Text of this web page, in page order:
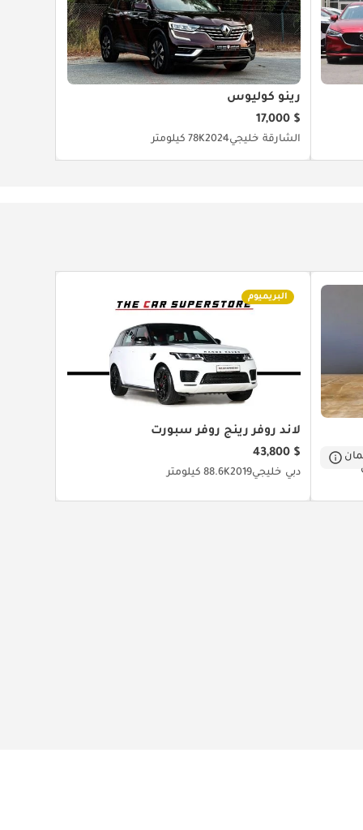
رينو كوليوس
$ 17,000
الشارقة خليجي202478K كيلومتر
البريميوم
لاند روفر رينج روفر سبورت
$ 43,800
دبي خليجي201988.6K كيلومتر